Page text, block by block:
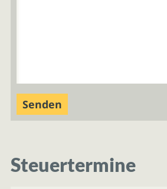
Steuertermine